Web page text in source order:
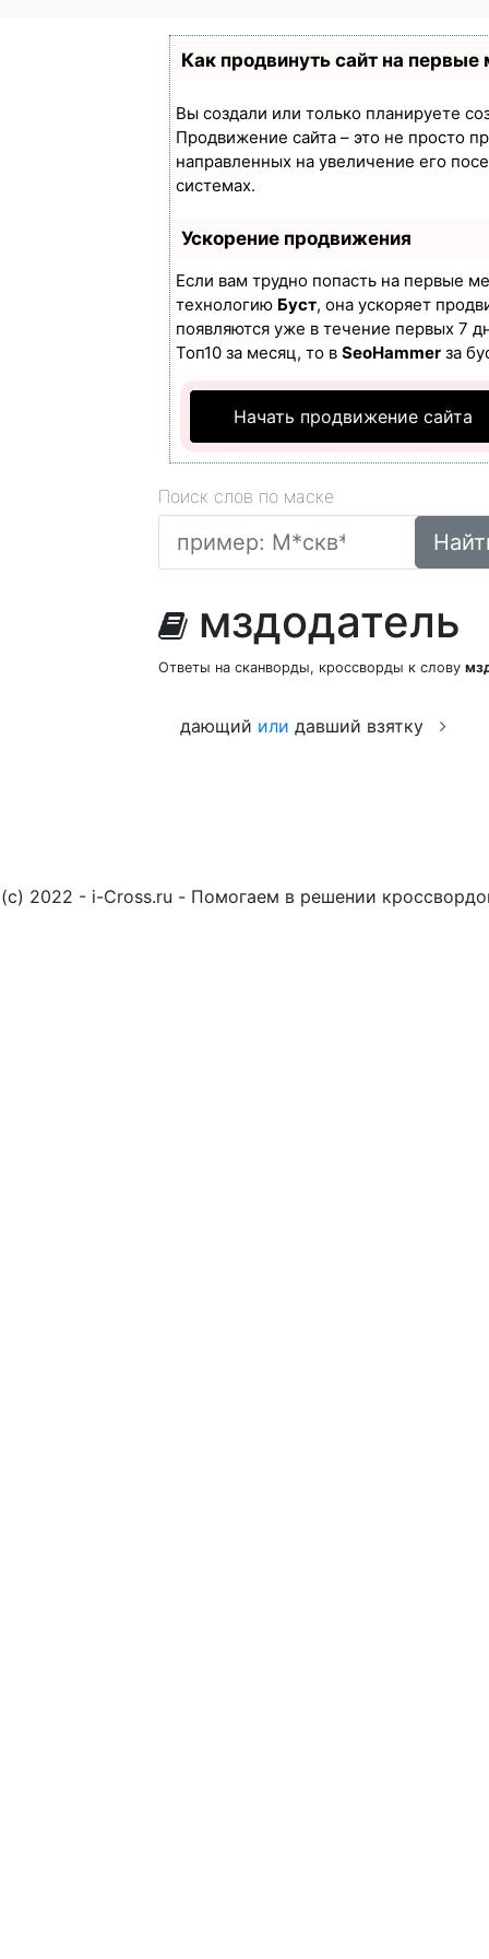
Как продвинуть сайт на первые
Вы создали или только планируете
Продвижение сайта – это не просто
направленных на увеличение его
системах.
Ускорение продвижения
Если вам трудно попасть на первые
технологию Буст, она ускоряет
появляются уже в течение первых 7
Топ10 за месяц, то в SeoHammer за
Начать продвижение сайта
Поиск слов по маске
мздодатель
Ответы на сканворды, кроссворды к слову
дающий или давший взятку
(c) 2022 - i-Cross.ru - Помогаем в решении